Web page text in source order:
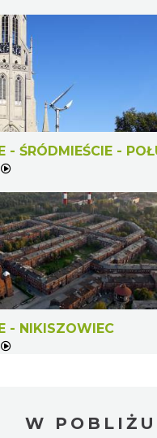
- ŚRÓDMIEŚCIE -
- NIKISZOWIEC
W POBLIŻU